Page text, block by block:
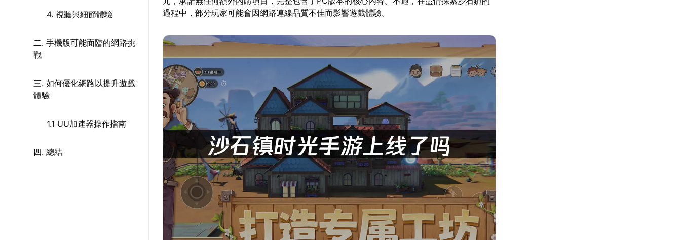
4. 視聽與細節體驗
二. 手機版可能面臨的網路挑
戰
三. 如何優化網路以提升遊戲
體驗
1.1 UU加速器操作指南
四. 總結
過程中，部分玩家可能會因網路連線品質不佳而影響遊戲體驗。